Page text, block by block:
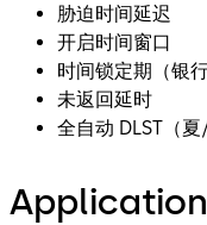
胁迫时间延迟
开启时间窗口
时间锁定期（银行
未返回延时
全自动 DLST（